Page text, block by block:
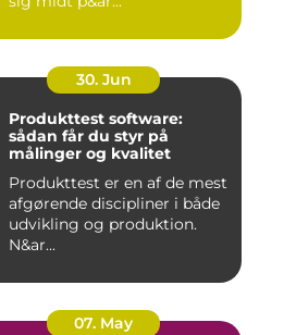
30. Jun
Produkttest software:
sådan får du styr på
målinger og kvalitet
Produkttest er en af de mest
afgørende discipliner i både
udvikling og produktion.
N&ar...
07. May